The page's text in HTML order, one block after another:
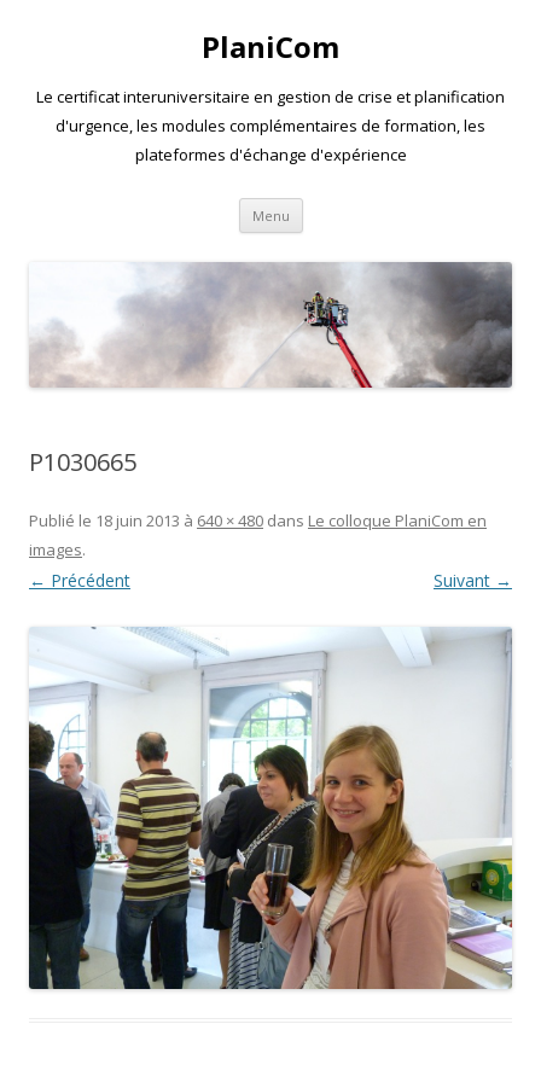
PlaniCom
Le certificat interuniversitaire en gestion de crise et planification
d'urgence, les modules complémentaires de formation, les
plateformes d'échange d'expérience
Menu Aller
contenu
P1030665
Publié le 18 juin 2013 à 640 × 480 dans Le colloque PlaniCom en
images.
← Précédent Suivant →